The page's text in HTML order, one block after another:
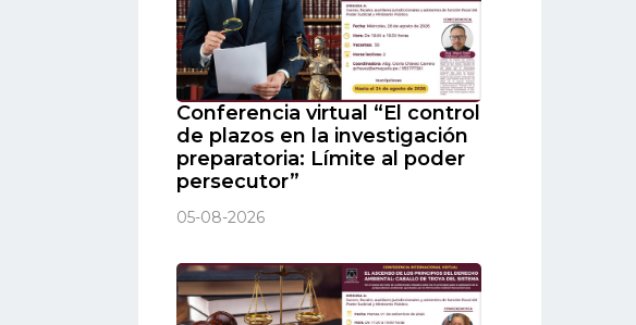
Conferencia virtual “El control
de plazos en la investigación
preparatoria: Límite al poder
persecutor”
05-08-2026